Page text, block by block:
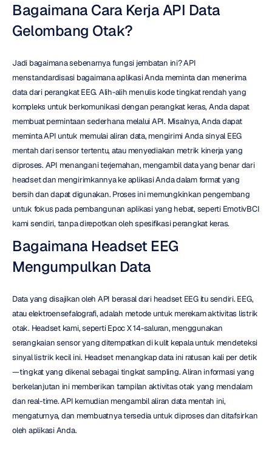
Bagaimana Cara Kerja API Data
Gelombang Otak?
Jadi bagaimana sebenarnya fungsi jembatan ini? API
menstandardisasi bagaimana aplikasi Anda meminta dan menerima
data dari perangkat EEG. Alih-alih menulis kode tingkat rendah yang
kompleks untuk berkomunikasi dengan perangkat keras, Anda dapat
membuat permintaan sederhana melalui API. Misalnya, Anda dapat
meminta API untuk memulai aliran data, mengirimi Anda sinyal EEG
mentah dari sensor tertentu, atau menyediakan metrik kinerja yang
diproses. API menangani terjemahan, mengambil data yang benar dari
headset dan mengirimkannya ke aplikasi Anda dalam format yang
bersih dan dapat digunakan. Proses ini memungkinkan pengembang
untuk fokus pada pembangunan aplikasi yang hebat, seperti EmotivBCI
kami sendiri, tanpa direpotkan oleh spesifikasi perangkat keras.
Bagaimana Headset EEG
Mengumpulkan Data
Data yang disajikan oleh API berasal dari headset EEG itu sendiri. EEG,
atau elektroensefalografi, adalah metode untuk merekam aktivitas listrik
otak. Headset kami, seperti Epoc X 14-saluran, menggunakan
serangkaian sensor yang ditempatkan di kulit kepala untuk mendeteksi
sinyal listrik kecil ini. Headset menangkap data ini ratusan kali per detik
—tingkat yang dikenal sebagai tingkat sampling. Aliran informasi yang
berkelanjutan ini memberikan tampilan aktivitas otak yang mendalam
dan real-time. API kemudian mengambil aliran data mentah ini,
mengaturnya, dan membuatnya tersedia untuk diproses dan ditafsirkan
oleh aplikasi Anda.